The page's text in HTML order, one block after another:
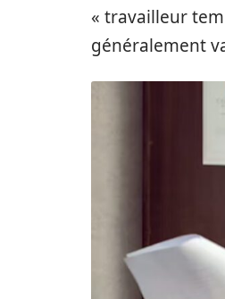
« travailleur
généralement